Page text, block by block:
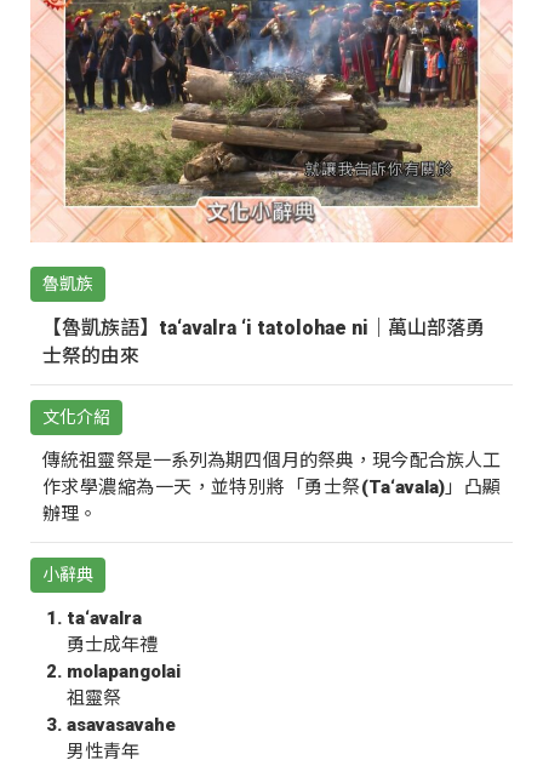
魯凱族
【魯凱族語】ta‘avalra ‘i tatolohae ni｜萬山部落勇
士祭的由來
文化介紹
傳統祖靈祭是一系列為期四個月的祭典，現今配合族人工
作求學濃縮為一天，並特別將「勇士祭(Ta‘avala)」凸顯
辦理。
小辭典
ta‘avalra
勇士成年禮
molapangolai
祖靈祭
asavasavahe
男性青年